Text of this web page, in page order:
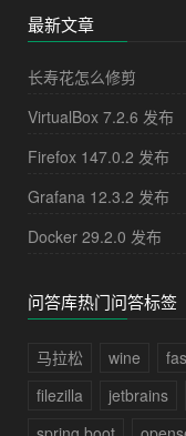
最新文章
长寿花怎么修剪
VirtualBox 7.2.6 发布
Firefox 147.0.2 发布
Grafana 12.3.2 发布
Docker 29.2.0 发布
问答库热门问答标签
马拉松 wine
filezilla
jetbrains